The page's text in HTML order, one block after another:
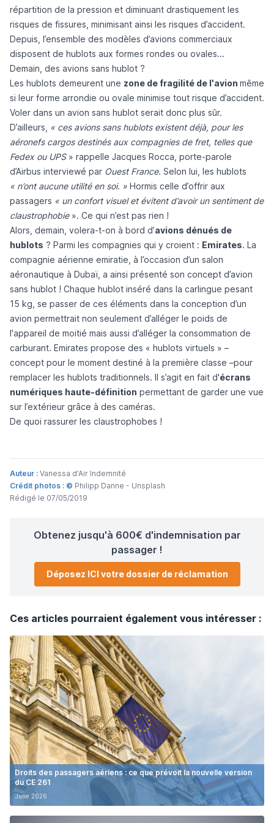
répartition de la pression et diminuant drastiquement les
risques de fissures, minimisant ainsi les risques d’accident.
Depuis, l’ensemble des modèles d’avions commerciaux
disposent de hublots aux formes rondes ou ovales...
Demain, des avions sans hublot ?
Les hublots demeurent une zone de fragilité de l'avion même
si leur forme arrondie ou ovale minimise tout risque d’accident.
Voler dans un avion sans hublot serait donc plus sûr.
D’ailleurs,
« ces avions sans hublots existent déjà, pour les
aéronefs cargos destinés aux compagnies de fret, telles que
Fedex ou UPS » rappelle Jacques Rocca, porte-parole
d’Airbus interviewé par Ouest France. Selon lui, les hublots
« n’ont aucune utilité en soi. » Hormis celle d’offrir aux
passagers « un confort visuel et évitent d’avoir un sentiment de
claustrophobie». Ce qui n’est pas rien !
Alors, demain, volera-t-on à bord d’avions dénués de
hublots ? Parmi les compagnies qui y croient : Emirates. La
compagnie aérienne emiratie, à l’occasion d’un salon
aéronautique à Dubaï, a ainsi présenté son concept d’avion
sans hublot ! Chaque hublot inséré dans la carlingue pesant
15 kg, se passer de ces éléments dans la conception d’un
avion permettrait non seulement d’alléger le poids de
l'appareil de moitié mais aussi d’alléger la consommation de
carburant. Emirates propose des « hublots virtuels » –
concept pour le moment destiné à la première classe –pour
remplacer les hublots traditionnels. Il s’agit en fait d'écrans
numériques haute-définition permettant de garder une vue
sur l’extérieur grâce à des caméras.
De quoi rassurer les claustrophobes !
Auteur : Vanessa d'Air Indemnité
Crédit photos : © Philipp Danne - Unsplash
Rédigé le 07/05/2019
Obtenez jusqu'à 600€ d'indemnisation par
passager !
Déposez ICI votre dossier de réclamation
Ces articles pourraient également vous intéresser :
Droits des passagers aériens : ce que prévoit la nouvelle version
du CE 261
June 2026